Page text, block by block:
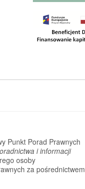
Punkt Porad Prawnych
i informacji
osoby
za pośrednictwem